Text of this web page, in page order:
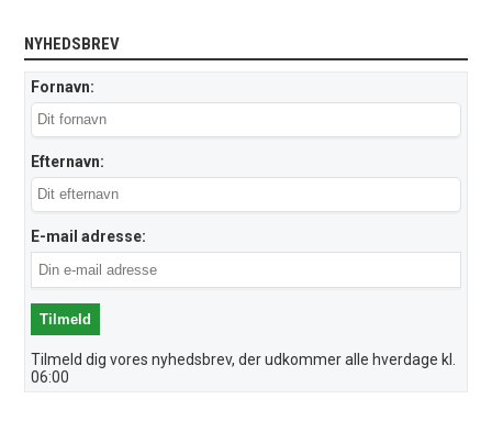
NYHEDSBREV
Fornavn:
Efternavn:
E-mail adresse:
Tilmeld dig vores nyhedsbrev, der udkommer alle hverdage kl.
06:00